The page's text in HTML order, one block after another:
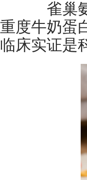
雀巢氨
重度牛奶蛋
临床实证是